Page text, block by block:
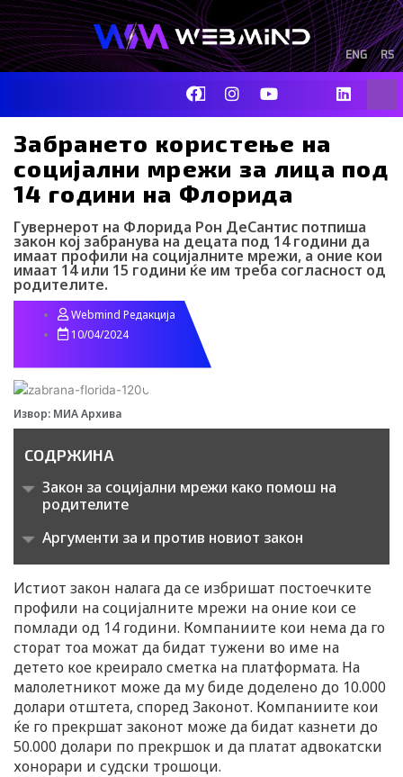
Skip
to
content
RS
ENG
F
a
c
b
o
o
k
I
n
s
a
g
a
Y
o
u
u
b
e
o
t
i
k
i
k
t
o
L
i
n
d
i
Забрането користење на
социјални мрежи за лица под
14 години на Флорида
Гувернерот на Флорида Рон ДеСантис потпиша
закон кој забранува на децата под 14 години да
имаат профили на социјалните мрежи, а оние кои
имаат 14 или 15 години ќе им треба согласност од
родителите.
Webmind Редакција
10/04/2024
Извор: МИА Архива
СОДРЖИНА
Закон за социјални мрежи како помош на
родителите
Аргументи за и против новиот закон
Истиот закон налага да се избришат постоечките
профили на социјалните мрежи на оние кои се
помлади од 14 години. Компаниите кои нема да го
сторат тоа можат да бидат тужени во име на
детето кое креирало сметка на платформата. На
малолетникот може да му биде доделено до 10.000
долари отштета, според Законот. Компаниите кои
ќе го прекршат законот може да бидат казнети до
50.000 долари по прекршок и да платат адвокатски
хонорари и судски трошоци.